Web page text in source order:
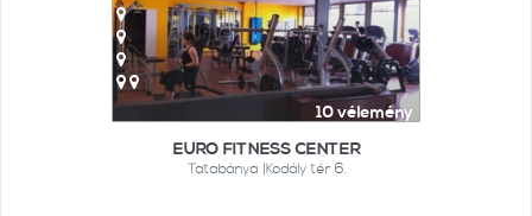
10 vélemény
EURO FITNESS CENTER
Tatabánya |Kodály tér 6.